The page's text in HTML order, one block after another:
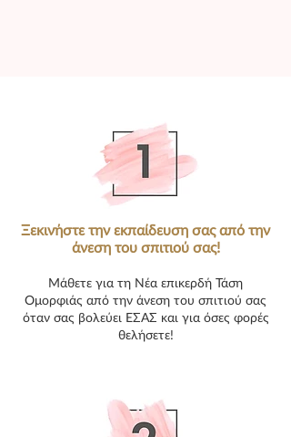
Ξεκινήστε την εκπαίδευση σας από την
άνεση του σπιτιού σας!
Μάθετε για τη Νέα επικερδή Τάση
Ομορφιάς από την άνεση του σπιτιού σας
όταν σας βολεύει ΕΣΑΣ και για όσες φορές
θελήσετε!